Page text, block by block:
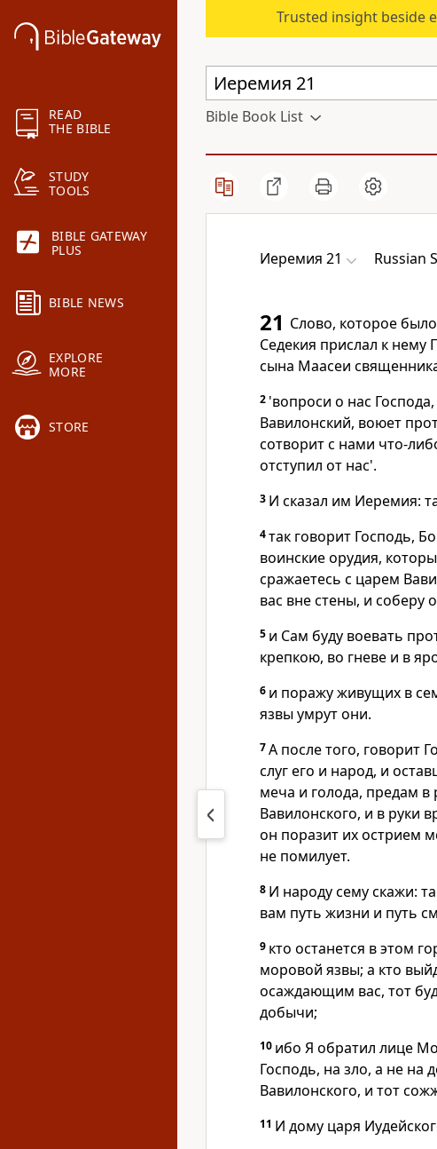
READ
THE BIBLE
STUDY
TOOLS
BIBLE GATEWAY
PLUS
BIBLE NEWS
EXPLORE
MORE
STORE
Trusted insight beside
Bible Book List
Иеремия 21 Russian
21 Слово, которое
Седекия прислал к
сына Маасеи
2 'вопроси о нас
Вавилонский, воюет
сотворит с нами что-
отступил от нас'.
3 И сказал им Иеремия:
4так говорит Господь,
воинские орудия,
сражаетесь с царем
вас вне стены, и соберу
5 и Сам буду воевать
крепкою, во гневе и в
6 и поражу живущих в
язвы умрут они.
7А после того, говорит
слуг его и народ, и
меча и голода, предам в
Вавилонского, и в руки
он поразит их острием
не помилует.
8 И народу сему скажи:
вам путь жизни и путь
9 кто останется в этом
моровой язвы; а кто
осаждающим вас, тот
добычи;
10 ибо Я обратил лице
Господь, на зло, а не на
Вавилонского, и тот
11 И дому царя